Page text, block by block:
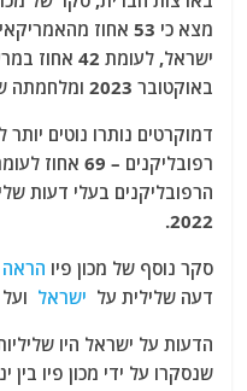
מצא כי 53 אחוז
באוקטובר 2023 ומלחמתה של ישראל בעזה לאחר מכן.
דמוקרטים נותרו נוטים
2022.
סקר נוסף של מכון פיו הראה
דעה שלילית על ישראל
שנסקרו על ידי מכון פיו בין